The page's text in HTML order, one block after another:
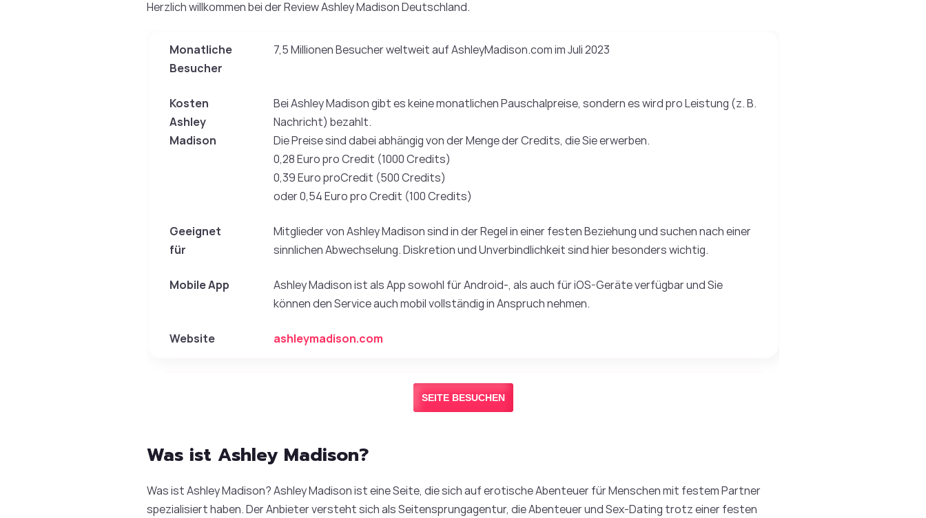
Herzlich willkommen bei der Review Ashley Madison Deutschland.
Monatliche
Besucher
7,5 Millionen Besucher weltweit auf AshleyMadison.com im Juli 2023
Kosten
Ashley
Madison
Bei Ashley Madison gibt es keine monatlichen Pauschalpreise, sondern es wird pro Leistung (z. B.
Nachricht) bezahlt.
Die Preise sind dabei abhängig von der Menge der Credits, die Sie erwerben.
0,28 Euro pro Credit (1000 Credits)
0,39 Euro proCredit (500 Credits)
oder 0,54 Euro pro Credit (100 Credits)
Geeignet
für
Mitglieder von Ashley Madison sind in der Regel in einer festen Beziehung und suchen nach einer
sinnlichen Abwechselung. Diskretion und Unverbindlichkeit sind hier besonders wichtig.
Mobile App
Ashley Madison ist als App sowohl für Android-, als auch für iOS-Geräte verfügbar und Sie
können den Service auch mobil vollständig in Anspruch nehmen.
Website ashleymadison.com
SEITE BESUCHEN
Was ist Ashley Madison?
Was ist Ashley Madison? Ashley Madison ist eine Seite, die sich auf erotische Abenteuer für Menschen mit festem Partner
spezialisiert haben. Der Anbieter versteht sich als Seitensprungagentur, die Abenteuer und Sex-Dating trotz einer festen